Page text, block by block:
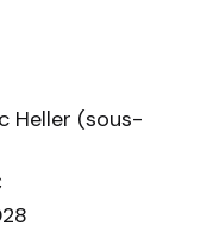
Heller (sous-